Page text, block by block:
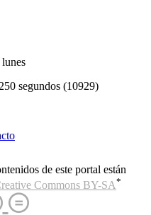
segundos (10929)
de este portal están
Commons BY-SA*